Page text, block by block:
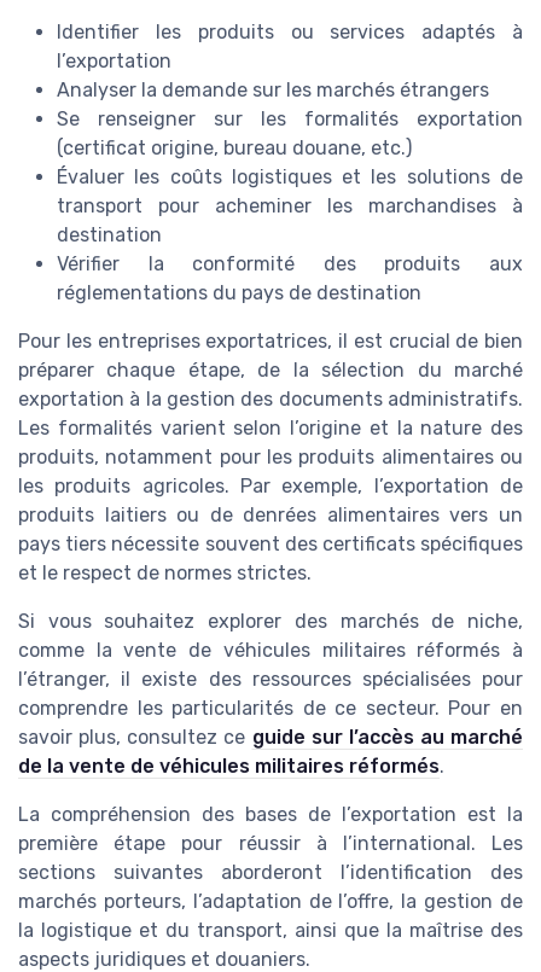
Identifier les produits ou services adaptés à
l’exportation
Analyser la demande sur les marchés étrangers
Se renseigner sur les formalités exportation
(certificat origine, bureau douane, etc.)
Évaluer les coûts logistiques et les solutions de
transport pour acheminer les marchandises à
destination
Vérifier la conformité des produits aux
réglementations du pays de destination
Pour les entreprises exportatrices, il est crucial de bien
préparer chaque étape, de la sélection du marché
exportation à la gestion des documents administratifs.
Les formalités varient selon l’origine et la nature des
produits, notamment pour les produits alimentaires ou
les produits agricoles. Par exemple, l’exportation de
produits laitiers ou de denrées alimentaires vers un
pays tiers nécessite souvent des certificats spécifiques
et le respect de normes strictes.
Si vous souhaitez explorer des marchés de niche,
comme la vente de véhicules militaires réformés à
l’étranger, il existe des ressources spécialisées pour
comprendre les particularités de ce secteur. Pour en
savoir plus, consultez ce guide sur l’accès au marché
de la vente de véhicules militaires réformés.
La compréhension des bases de l’exportation est la
première étape pour réussir à l’international. Les
sections suivantes aborderont l’identification des
marchés porteurs, l’adaptation de l’offre, la gestion de
la logistique et du transport, ainsi que la maîtrise des
aspects juridiques et douaniers.